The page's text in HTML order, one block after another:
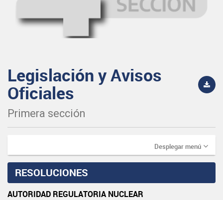
Legislación y Avisos
Oficiales
Primera sección
Desplegar menú
RESOLUCIONES
AUTORIDAD REGULATORIA NUCLEAR